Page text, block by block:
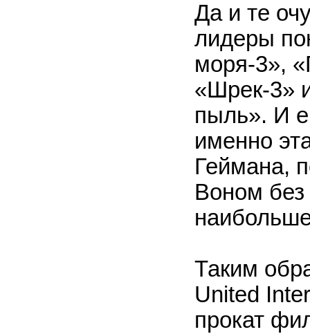
Да и те
лидеры
моря-3»,
«Шрек-3»
пыль». И
именно
Геймана,
Воном
Таким
United
прокат